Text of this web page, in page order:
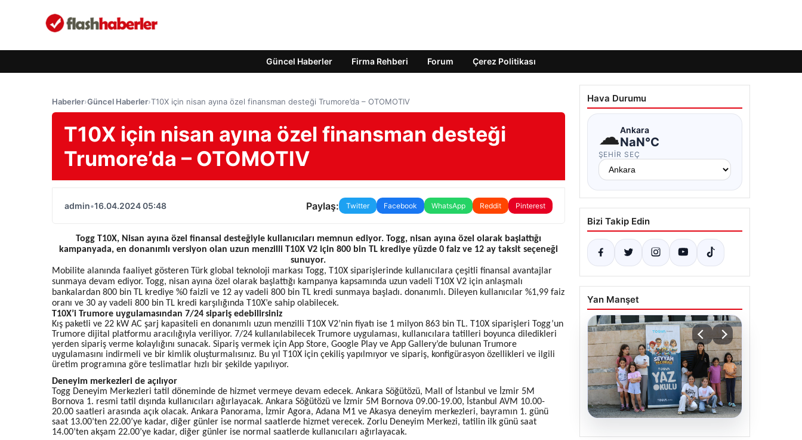
Güncel Haberler Firma Rehberi Forum Çerez Politikası
Haberler›Güncel Haberler›T10X için nisan ayına özel finansman desteği Trumore’da – OTOMOTIV
T10X için nisan ayına özel finansman desteği
Trumore’da – OTOMOTIV
admin•16.04.2024 05:48 Paylaş: Twitter Facebook WhatsApp Reddit Pinterest
Togg T10X, Nisan ayına özel finansal desteğiyle kullanıcıları memnun ediyor. Togg, nisan ayına özel olarak başlattığı
kampanyada, en donanımlı versiyon olan uzun menzilli T10X V2 için 800 bin TL krediye yüzde 0 faiz ve 12 ay taksit seçeneği
sunuyor.
Mobilite alanında faaliyet gösteren Türk global teknoloji markası Togg, T10X siparişlerinde kullanıcılara çeşitli finansal avantajlar
sunmaya devam ediyor. Togg, nisan ayına özel olarak başlattığı kampanya kapsamında uzun vadeli T10X V2 için anlaşmalı
bankalardan 800 bin TL krediye %0 faizli ve 12 ay vadeli 800 bin TL kredi sunmaya başladı. donanımlı. Dileyen kullanıcılar %1,99 faiz
oranı ve 30 ay vadeli 800 bin TL kredi karşılığında T10X’e sahip olabilecek.
T10X’i Trumore uygulamasından 7/24 sipariş edebilirsiniz
Kış paketli ve 22 kW AC şarj kapasiteli en donanımlı uzun menzilli T10X V2’nin fiyatı ise 1 milyon 863 bin TL. T10X siparişleri Togg’un
Trumore dijital platformu aracılığıyla veriliyor. 7/24 kullanılabilecek Trumore uygulaması, kullanıcılara tatilleri boyunca diledikleri
yerden sipariş verme kolaylığını sunacak. Sipariş vermek için App Store, Google Play ve App Gallery’de bulunan Trumore
uygulamasını indirmeli ve bir kimlik oluşturmalısınız. Bu yıl T10X için çekiliş yapılmıyor ve sipariş, konfigürasyon özellikleri ve ilgili
üretim programına göre teslimatlar hızlı bir şekilde yapılıyor.
Deneyim merkezleri de açılıyor
Togg Deneyim Merkezleri tatil döneminde de hizmet vermeye devam edecek. Ankara Söğütözü, Mall of İstanbul ve İzmir 5M
Bornova 1. resmi tatil dışında kullanıcıları ağırlayacak. Ankara Söğütözü ve İzmir 5M Bornova 09.00-19.00, İstanbul AVM 10.00-
20.00 saatleri arasında açık olacak. Ankara Panorama, İzmir Agora, Adana M1 ve Akasya deneyim merkezleri, bayramın 1. günü
saat 13.00’ten 22.00’ye kadar, diğer günler ise normal saatlerde hizmet verecek. Zorlu Deneyim Merkezi, tatilin ilk günü saat
14.00’ten akşam 22.00’ye kadar, diğer günler ise normal saatlerde kullanıcıları ağırlayacak.
Hava Durumu
☁Ankara
NaN°C
ŞEHIR SEÇ
Bizi Takip Edin
Yan Manşet
06.08.2026